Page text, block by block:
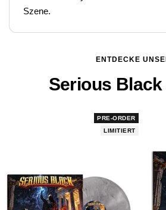
Szene.
ENTDECKE
Serious
PRE-ORDER
LIMITIERT